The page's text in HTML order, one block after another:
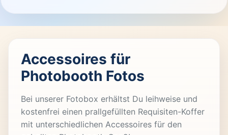
Accessoires für
Photobooth Fotos
Bei unserer Fotobox erhältst Du leihweise und
kostenfrei einen prallgefüllten Requisiten-Koffer
mit unterschiedlichen Accessoires für den